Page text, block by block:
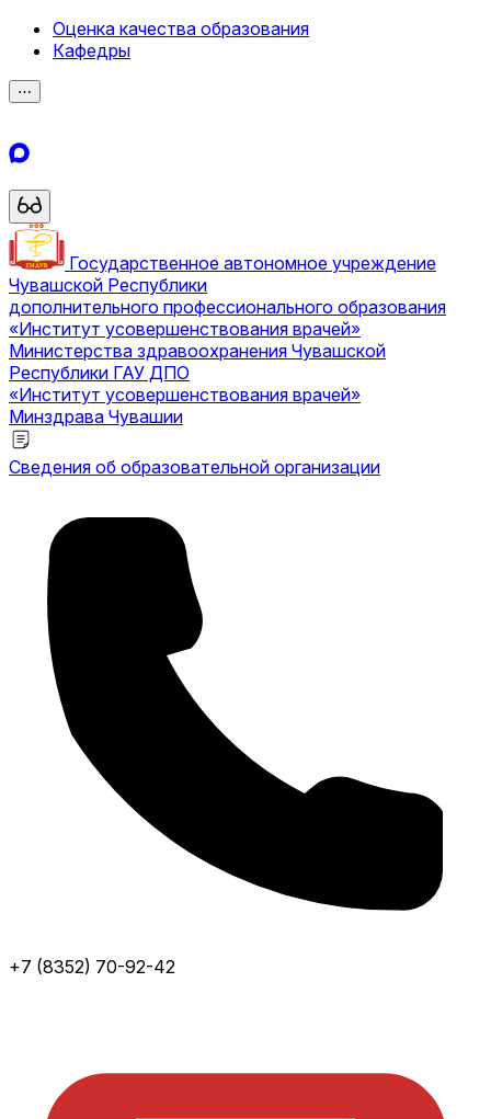
Оценка качества образования
Кафедры
⋯
Государственное автономное учреждение
Чувашской Республики
дополнительного профессионального образования
«Институт усовершенствования врачей»
Министерства здравоохранения Чувашской
Республики ГАУ ДПО
«Институт усовершенствования врачей»
Минздрава Чувашии
Сведения об образовательной организации
+7 (8352) 70-92-42